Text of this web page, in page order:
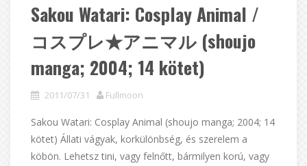
Sakou Watari: Cosplay Animal /
コスプレ★アニマル (shoujo
manga; 2004; 14 kötet)
2011/07/31 Fullmoon
Sakou Watari: Cosplay Animal (shoujo manga; 2004; 14
kötet) Állati vágyak, korkülönbség, és szerelem a
köbön. Lehetsz tini, vagy felnőtt, bármilyen korú, vagy